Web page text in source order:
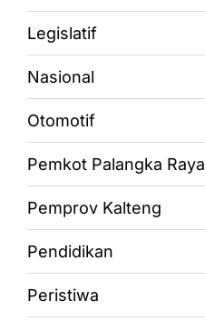
Legislatif
Nasional
Otomotif
Pemkot Palangka Raya
Pemprov Kalteng
Pendidikan
Peristiwa